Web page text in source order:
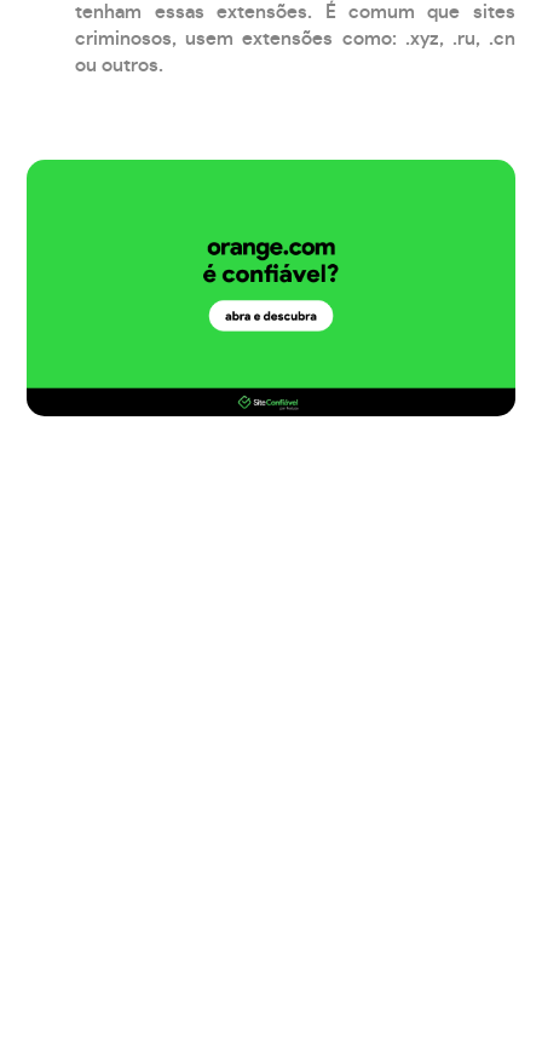
tenham essas extensões. É comum que sites
criminosos, usem extensões como: .xyz, .ru, .cn
ou outros.